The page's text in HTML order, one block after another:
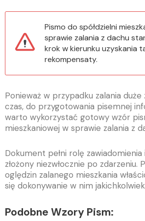
Pismo do spółdzielni
sprawie zalania z dachu
krok w kierunku uzyskania
rekompensaty.
Ponieważ w przypadku zalania duże
czas, do przygotowania pisemnej
warto wykorzystać gotowy wzór
mieszkaniowej w sprawie zalania z
Dokument pełni rolę
złożony niezwłocznie po zdarzeniu.
oględzin zalanego mieszkania
się dokonywanie w nim
Podobne Wzory Pism: